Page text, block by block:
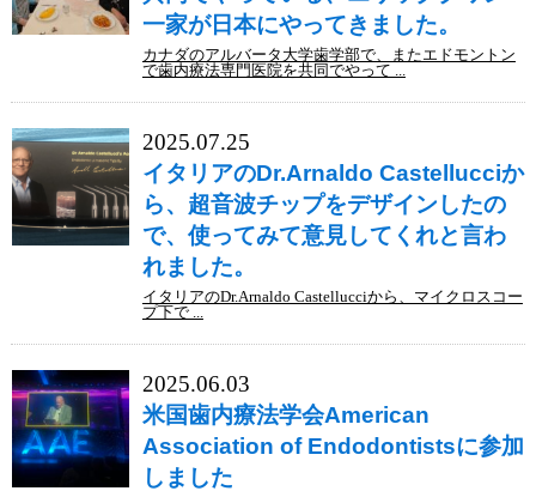
一家が日本にやってきました。
カナダのアルバータ大学歯学部で、またエドモントン
で歯内療法専門医院を共同でやって ...
2025.07.25
イタリアのDr.Arnaldo Castellucciか
ら、超音波チップをデザインしたの
で、使ってみて意見してくれと言わ
れました。
イタリアのDr.Arnaldo Castellucciから、マイクロスコー
プ下で ...
2025.06.03
米国歯内療法学会American
Association of Endodontistsに参加
しました